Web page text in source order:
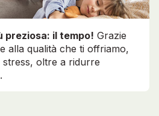
preziosa: il tempo! Grazie
alla qualità che ti offriamo,
stress, oltre a ridurre